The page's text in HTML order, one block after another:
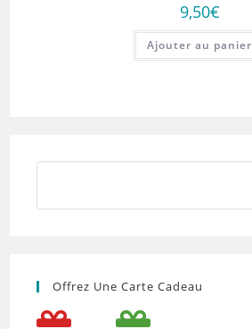
9,50€
Ajouter au panier
Offrez Une Carte Cadeau